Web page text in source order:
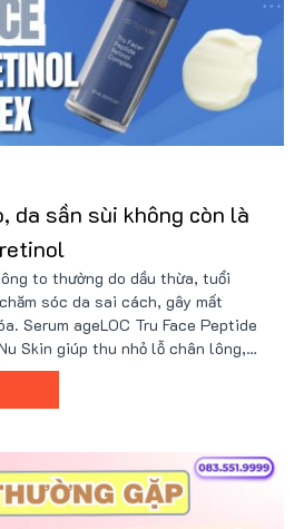
da sần sùi không còn là
to thường do dầu thừa, tuổi
sóc da sai cách, gây mất
Serum ageLOC Tru Face Peptide
Skin giúp thu nhỏ lỗ chân lông,
tăng độ đàn hồi nhờ công nghệ
tiến. Nhận ưu đãi từ Nu88 ngay!